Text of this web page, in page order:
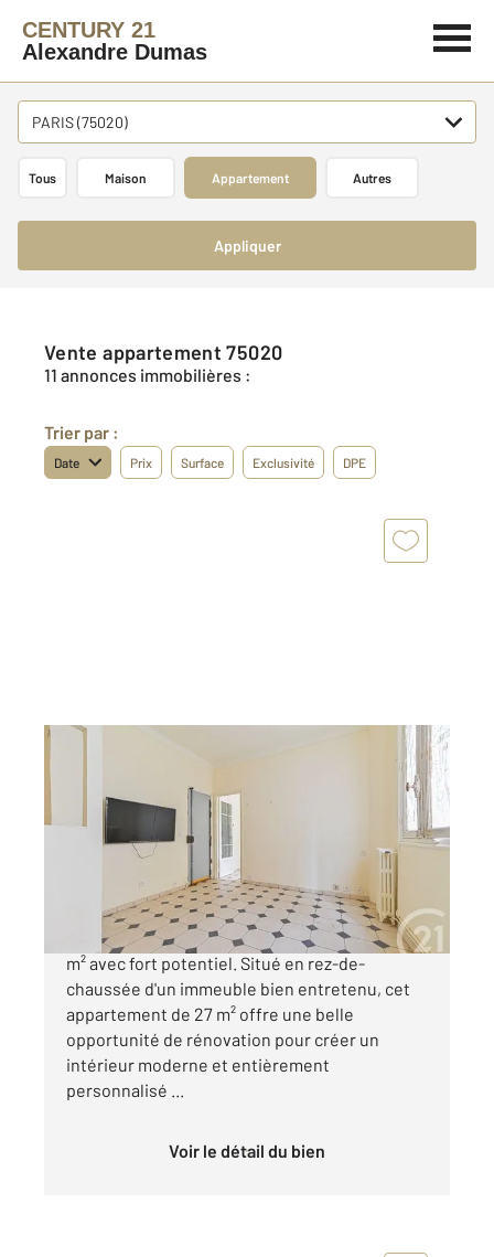
CENTURY 21
Alexandre Dumas
PARIS (75020)
Tous Maison Appartement Autres
Appliquer
Vente appartement 75020
11 annonces immobilières :
Trier par :
Date Prix Surface Exclusivité DPE
Ref : 15348
Appartement F2 à vendre
189 900 €
À réinventer selon vos envies 2 pièces de 27
m² avec fort potentiel. Situé en rez-de-
chaussée d'un immeuble bien entretenu, cet
appartement de 27 m² offre une belle
opportunité de rénovation pour créer un
intérieur moderne et entièrement
personnalisé ...
Voir le détail du bien